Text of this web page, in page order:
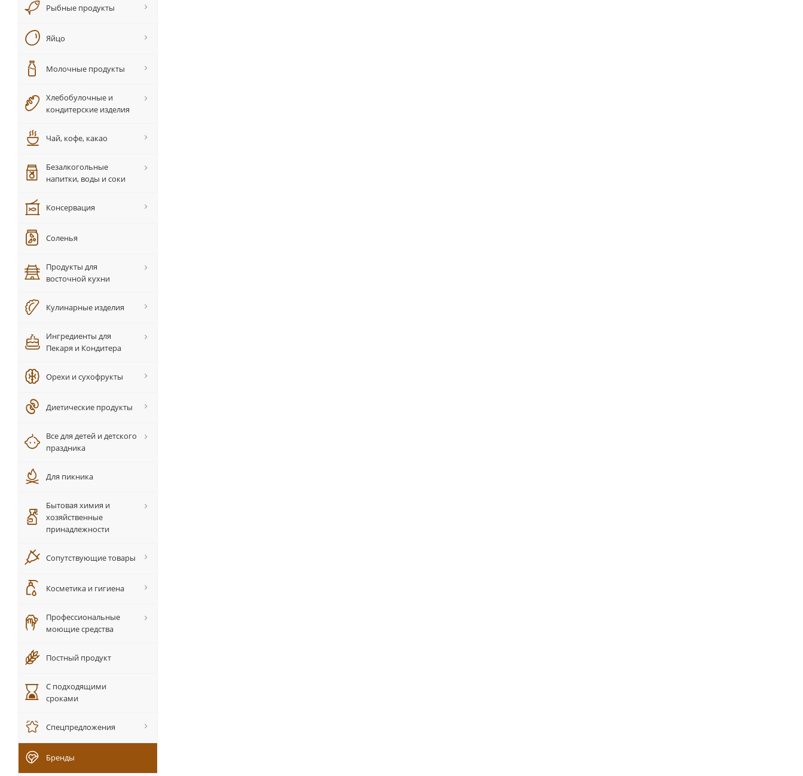
Рыбные продукты
Яйцо
Молочные продукты
Хлебобулочные и
кондитерские изделия
Чай, кофе, какао
Безалкогольные
напитки, воды и соки
Консервация
Соленья
Продукты для
восточной кухни
Кулинарные изделия
Ингредиенты для
Пекаря и Кондитера
Орехи и сухофрукты
Диетические продукты
Все для детей и детского
праздника
Для пикника
Бытовая химия и
хозяйственные
принадлежности
Сопутствующие товары
Косметика и гигиена
Профессиональные
моющие средства
Постный продукт
С подходящими
сроками
Спецпредложения
Бренды